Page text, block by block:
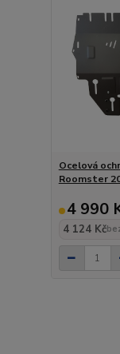
Ocelová
Roomster
4 990
4 124 Kč